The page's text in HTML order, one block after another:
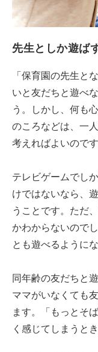
先生としか遊ば
「保育園の先生と
いと友だちと遊べ
う。しかし、何も
のころなどは、一
考えればよいのです
テレビゲームでし
けではないなら、
うことです。ただ
かわからないので
とも遊べるように
同年齢の友だちと
ママがいなくても
ます。「もっとそ
く感じてしまうと